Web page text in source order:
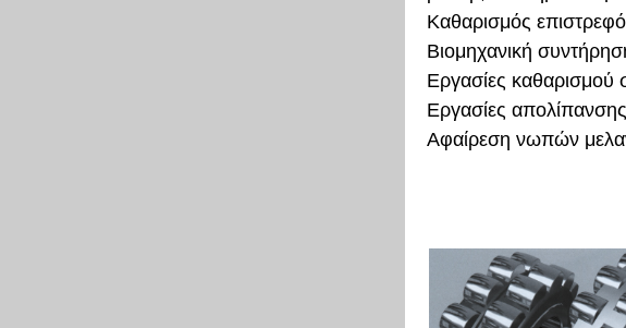
Καθαρισμός
Βιομηχανική
Εργασίες καθαρισμού
Εργασίες
Αφαίρεση νωπών